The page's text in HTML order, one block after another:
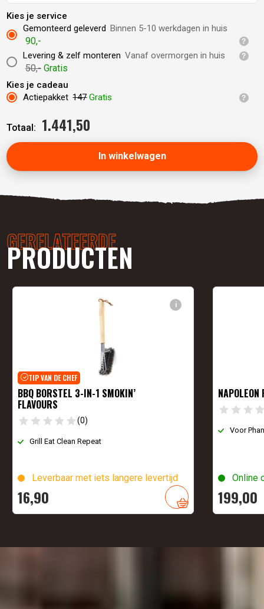
Kies je service
Gemonteerd geleverd Binnen 5-10 werkdagen in huis
90,-
Levering & zelf monteren Vanaf overmorgen in huis
50,- Gratis
Kies je cadeau
Actiepakket 147Gratis
Totaal: 1.441,50
In winkelwagen
GERELATEERDE
PRODUCTEN
i
TIP VAN DE CHEF
BBQ BORSTEL 3-IN-1 SMOKIN’
FLAVOURS
(0)
Grill Eat Clean Repeat
Leverbaar met iets langere levertijd
16,90
NAPOLEON
Voor
Online
199,00